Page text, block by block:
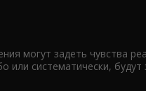
могут задеть чувства
систематически, будут